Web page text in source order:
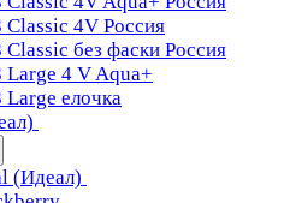
Classic 4V Россия
Classic без фаски Россия
Large 4 V Aqua+
Large елочка
(Идеал)